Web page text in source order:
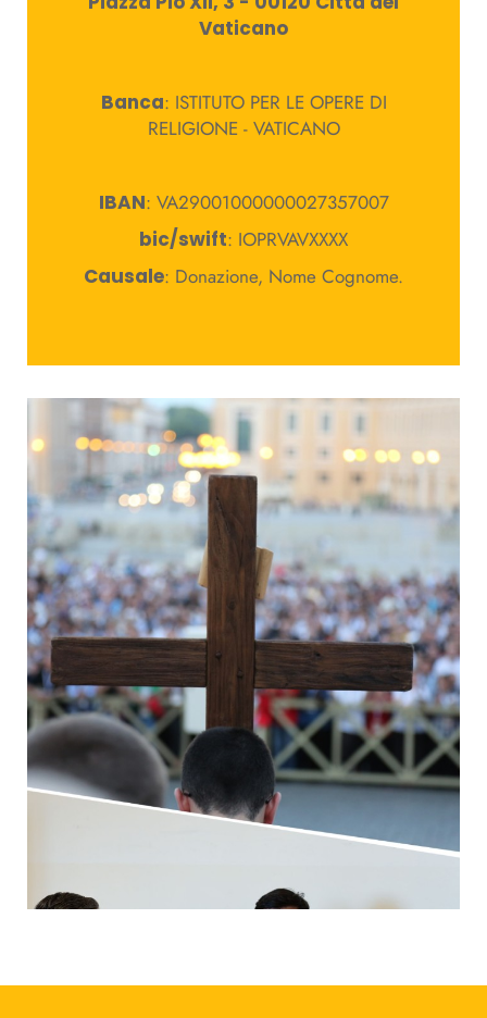
Vaticano
Banca: ISTITUTO PER LE OPERE DI
RELIGIONE - VATICANO
IBAN: VA29001000000027357007
bic/swift: IOPRVAVXXXX
Causale: Donazione, Nome Cognome.